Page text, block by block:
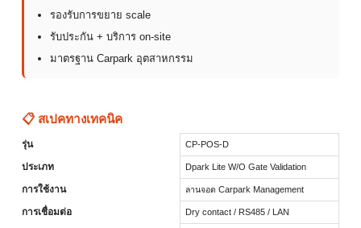
รองรับการขยาย scale
รับประกัน + บริการ on-site
มาตรฐาน Carpark อุตสาหกรรม
📋 สเปคทางเทคนิค
รุ่น CP-POS-D
ประเภท Dpark Lite W/O Gate Validation
การใช้งาน ลานจอด Carpark Management
การเชื่อมต่อ Dry contact / RS485 / LAN